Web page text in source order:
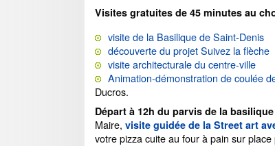
Visites gratuites de 45 minutes au
visite de la Basilique de Saint-Denis
découverte du projet Suivez la flèche
visite architecturale du centre-ville
Animation-démonstration de coulée
Ducros.
Départ à 12h du parvis de la
Maire, visite guidée de la Street art
votre pizza cuite au four à pain sur